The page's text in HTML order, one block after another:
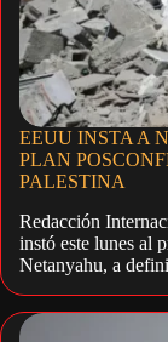
EEUU INSTA A
PLAN
PALESTINA
Redacción
instó este lunes al
Netanyahu, a